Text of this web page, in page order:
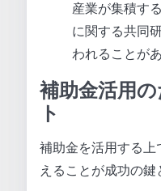
産業が集積す
に関する共同
われることが
補助金活用
ト
補助金を活用する上
えることが成功の鍵